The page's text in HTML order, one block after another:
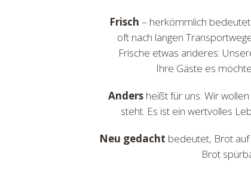
Frisch – herkömmlich bedeutet
oft nach langen
Frische etwas anderes:
Ihre Gäste es
Anders heißt für uns: Wir
steht. Es ist ein wertvolles
Neu gedacht bedeutet, Brot
Brot